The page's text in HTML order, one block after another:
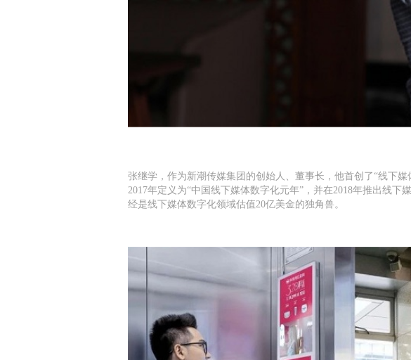
张继学，作为新潮传媒集团的创始人、董事长，他首创了“线下
2017年定义为“中国线下媒体数字化元年”，并在2018年推出线
经是线下媒体数字化领域估值20亿美金的独角兽。